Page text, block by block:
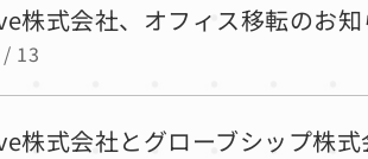
株式会社、オフィス移転のお知
13
株式会社とグローブシップ株